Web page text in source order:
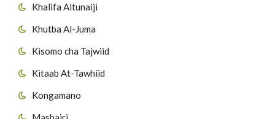
Khalifa Altunaiji
Khutba Al-Juma
Kisomo cha Tajwiid
Kitaab At-Tawhiid
Kongamano